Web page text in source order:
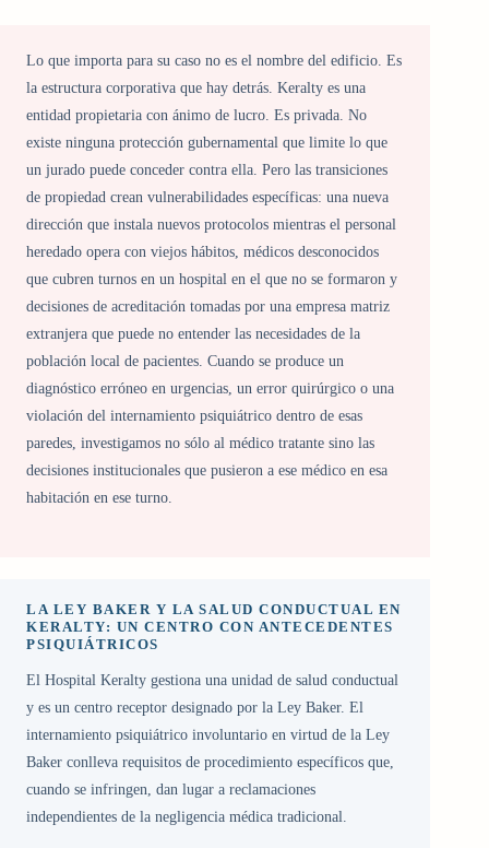
Lo que importa para su caso no es el nombre del edificio. Es
la estructura corporativa que hay detrás. Keralty es una
entidad propietaria con ánimo de lucro. Es privada. No
existe ninguna protección gubernamental que limite lo que
un jurado puede conceder contra ella. Pero las transiciones
de propiedad crean vulnerabilidades específicas: una nueva
dirección que instala nuevos protocolos mientras el personal
heredado opera con viejos hábitos, médicos desconocidos
que cubren turnos en un hospital en el que no se formaron y
decisiones de acreditación tomadas por una empresa matriz
extranjera que puede no entender las necesidades de la
población local de pacientes. Cuando se produce un
diagnóstico erróneo en urgencias, un error quirúrgico o una
violación del internamiento psiquiátrico dentro de esas
paredes, investigamos no sólo al médico tratante sino las
decisiones institucionales que pusieron a ese médico en esa
habitación en ese turno.
LA LEY BAKER Y LA SALUD CONDUCTUAL EN
KERALTY: UN CENTRO CON ANTECEDENTES
PSIQUIÁTRICOS
El Hospital Keralty gestiona una unidad de salud conductual
y es un centro receptor designado por la Ley Baker. El
internamiento psiquiátrico involuntario en virtud de la Ley
Baker conlleva requisitos de procedimiento específicos que,
cuando se infringen, dan lugar a reclamaciones
independientes de la negligencia médica tradicional.